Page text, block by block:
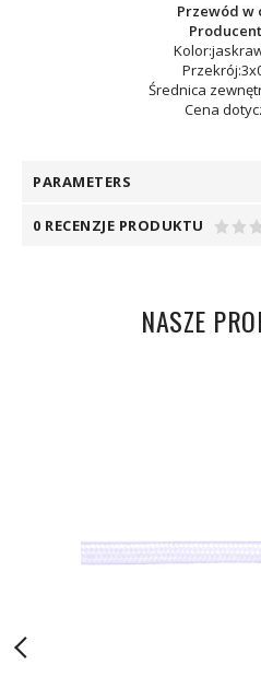
Przewód w
Średnica
Cena
PARAMETERS
0 RECENZJE PRODUKTU
NASZE